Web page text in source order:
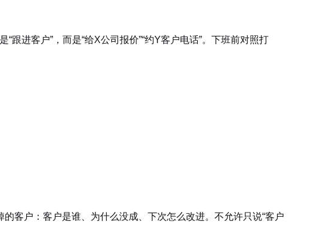
进客户”，而是“给X公司报价”“约Y客户电话”。下班前对照打
客户：客户是谁、为什么没成、下次怎么改进。不允许只说“客户